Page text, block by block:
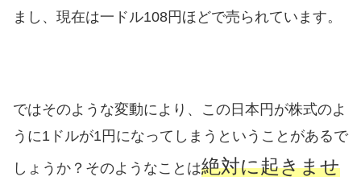
まし、現在は一ドル108円ほどで売られています。
ではそのような変動により、この日本円が株式のよ
うに1ドルが1円になってしまうということがあるで
しょうか？そのようなことは絶対に起きませ